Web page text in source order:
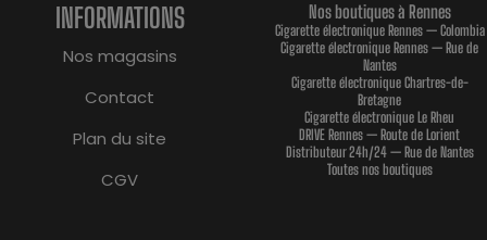
INFORMATIONS
Nos magasins
Contact
Plan du site
CGV
Nos boutiques à Rennes
Cigarette électronique Rennes — Colombia
Cigarette électronique Rennes — Rue de
Nantes
Cigarette électronique Chartres-de-
Bretagne
Cigarette électronique Le Rheu
DRIVE Rennes — Route de Lorient
Distributeur 24h/24 — Rue de Nantes
Toutes nos boutiques